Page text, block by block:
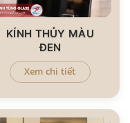
KÍNH THỦY MÀU
ĐEN
Xem chi tiết